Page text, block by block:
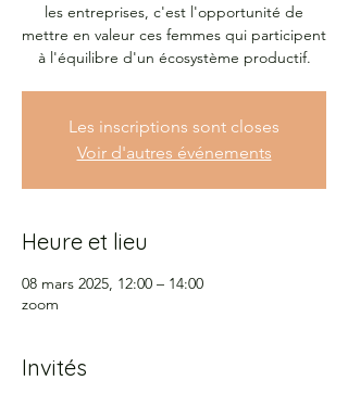
les entreprises, c'est l'opportunité de
mettre en valeur ces femmes qui participent
à l'équilibre d'un écosystème productif.
Les inscriptions sont closes
Voir d'autres événements
Heure et lieu
08 mars 2025, 12:00 – 14:00
zoom
Invités